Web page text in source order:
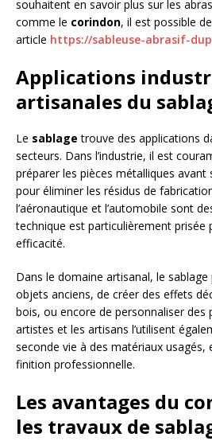
souhaitent en savoir plus sur les
comme le corindon, il est possible
article https://sableuse-abrasif-
Applications
artisanales du
Le sablage trouve des applications
secteurs. Dans l’industrie, il est
préparer les pièces métalliques
pour éliminer les résidus de
l’aéronautique et l’automobile sont
technique est particulièrement prisée
efficacité.
Dans le domaine artisanal, le
objets anciens, de créer des effets
bois, ou encore de personnaliser des
artistes et les artisans l’utilisent
seconde vie à des matériaux usagés,
finition professionnelle.
Les avantages du
les travaux de